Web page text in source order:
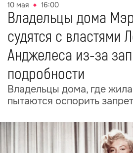
10 мая 16:00
Владельцы дома
судятся с властями
Анджелеса из-за
подробности
Владельцы дома, где
пытаются оспорить